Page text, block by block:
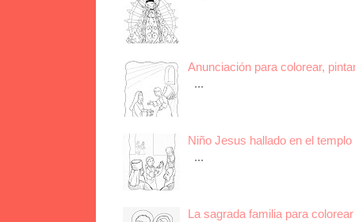
Anunciación para colorear,
...
Niño Jesus hallado en el
...
La sagrada familia para